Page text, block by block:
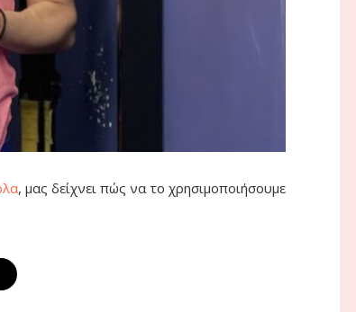
, μας δείχνει πώς να το χρησιμοποιήσουμε